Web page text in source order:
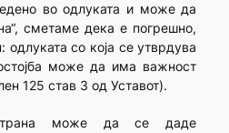
во одлуката и може да
сметаме дека е погрешно,
одлуката со која се утврдува
може да има важност
125 став 3 од Уставот).
може да се даде